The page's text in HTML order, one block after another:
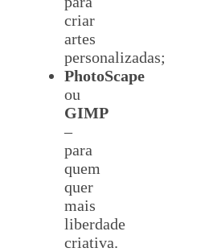
criar
artes
personalizadas;
PhotoScape
ou
GIMP
–
para
quem
quer
mais
liberdade
criativa.